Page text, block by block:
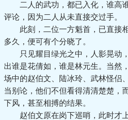
二人的武功，都已入化，谁高
评论，因为二人从未直接交过手。
此刻，二位一方魁首，已直接
多久，便可有个分晓了。
只见耀目绿光之中，人影晃动
出谁是花倩如，谁是林元生。当然
场中的赵伯文、陆冰玲、武林怪侣
当别论，他们不但看得清清楚楚，
下风，甚至相搏的结果。
赵伯文原在岗下巡哨，此时才